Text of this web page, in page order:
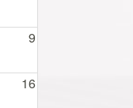
9
16